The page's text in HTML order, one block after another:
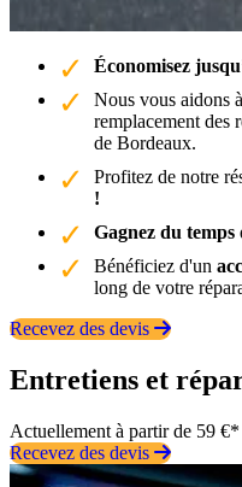
Économisez
Nous vous aidons
remplacement des
de Bordeaux.
Profitez de notre
!
Gagnez du temps
Bénéficiez d'un
long de votre
Recevez des devis
Entretiens et
Actuellement à partir de 59 €*
Recevez des devis